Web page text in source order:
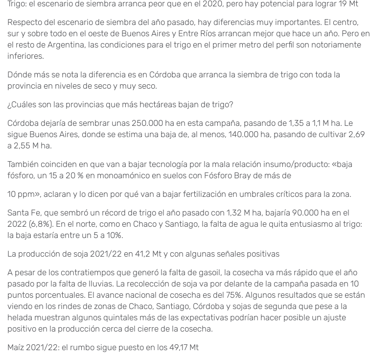
Trigo: el escenario de siembra arranca peor que en el 2020, pero hay potencial para lograr 19 Mt
Respecto del escenario de siembra del año pasado, hay diferencias muy importantes. El centro,
sur y sobre todo en el oeste de Buenos Aires y Entre Ríos arrancan mejor que hace un año. Pero en
el resto de Argentina, las condiciones para el trigo en el primer metro del perfil son notoriamente
inferiores.
Dónde más se nota la diferencia es en Córdoba que arranca la siembra de trigo con toda la
provincia en niveles de seco y muy seco.
¿Cuáles son las provincias que más hectáreas bajan de trigo?
Córdoba dejaría de sembrar unas 250.000 ha en esta campaña, pasando de 1,35 a 1,1 M ha. Le
sigue Buenos Aires, donde se estima una baja de, al menos, 140.000 ha, pasando de cultivar 2,69
a 2,55 M ha.
También coinciden en que van a bajar tecnología por la mala relación insumo/producto: «baja
fósforo, un 15 a 20 % en monoamónico en suelos con Fósforo Bray de más de
10 ppm», aclaran y lo dicen por qué van a bajar fertilización en umbrales críticos para la zona.
Santa Fe, que sembró un récord de trigo el año pasado con 1,32 M ha, bajaría 90.000 ha en el
2022 (6,8%). En el norte, como en Chaco y Santiago, la falta de agua le quita entusiasmo al trigo:
la baja estaría entre un 5 a 10%.
La producción de soja 2021/22 en 41,2 Mt y con algunas señales positivas
A pesar de los contratiempos que generó la falta de gasoil, la cosecha va más rápido que el año
pasado por la falta de lluvias. La recolección de soja va por delante de la campaña pasada en 10
puntos porcentuales. El avance nacional de cosecha es del 75%. Algunos resultados que se están
viendo en los rindes de zonas de Chaco, Santiago, Córdoba y sojas de segunda que pese a la
helada muestran algunos quintales más de las expectativas podrían hacer posible un ajuste
positivo en la producción cerca del cierre de la cosecha.
Maíz 2021/22: el rumbo sigue puesto en los 49,17 Mt